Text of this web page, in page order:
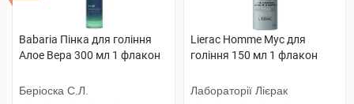
Babaria Пінка для гоління
Алое Вера 300 мл 1 флакон
Беріоска С.Л.
Lierac Homme Мус для
гоління 150 мл 1 флакон
Лабораторії Лієрак